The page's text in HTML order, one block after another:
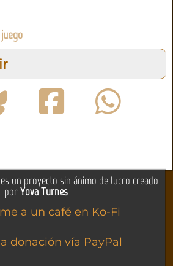
un proyecto sin ánimo de lucro creado
porYova Turnes
a un café en Ko-Fi
donación vía PayPal